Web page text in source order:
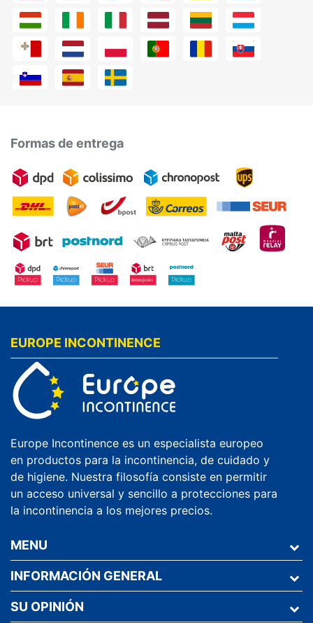
Formas de entrega
EUROPE INCONTINENCE
Europe Incontinence es un especialista europeo
en productos para la incontinencia, de cuidado y
de higiene. Nuestra filosofía consiste en permitir
un acceso universal y sencillo a protecciones para
la incontinencia a los mejores precios.
MENU
INFORMACIÓN GENERAL
SU OPINIÓN